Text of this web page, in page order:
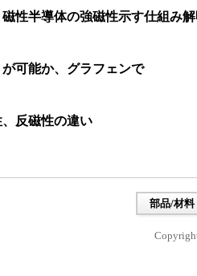
性半導体の強磁性示す仕組み解
可能か、グラフェンで
反磁性の違い
部品/材料